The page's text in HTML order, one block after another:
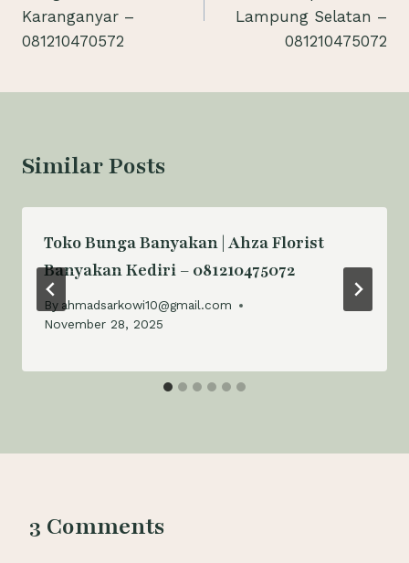
Karanganyar –
081210470572
Lampung Selatan –
081210475072
Similar Posts
Toko Bunga Banyakan | Ahza Florist
Banyakan Kediri – 081210475072
By ahmadsarkowi10@gmail.com
November 28, 2025
3 Comments